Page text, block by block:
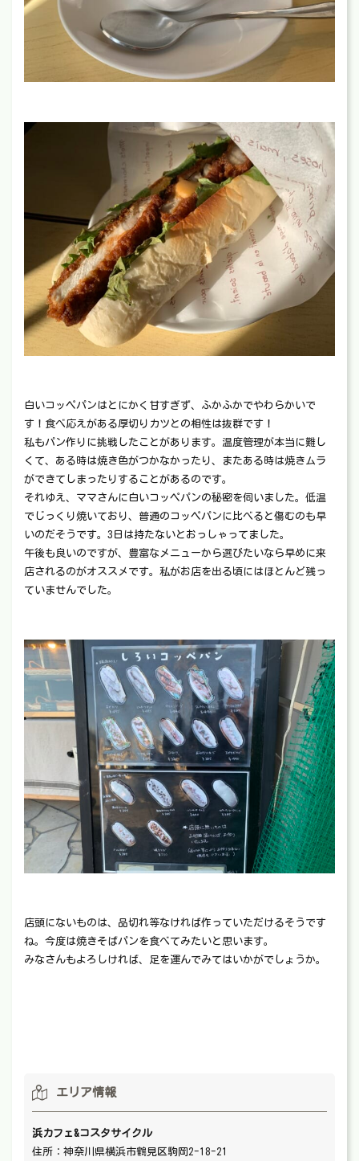
白いコッペパンはとにかく甘すぎず、ふかふかでやわらかいで
す！食べ応えがある厚切りカツとの相性は抜群です！
私もパン作りに挑戦したことがあります。温度管理が本当に難し
くて、ある時は焼き色がつかなかったり、またある時は焼きムラ
ができてしまったりすることがあるのです。
それゆえ、ママさんに白いコッペパンの秘密を伺いました。低温
でじっくり焼いており、普通のコッペパンに比べると傷むのも早
いのだそうです。3日は持たないとおっしゃってました。
午後も良いのですが、豊富なメニューから選びたいなら早めに来
店されるのがオススメです。私がお店を出る頃にはほとんど残っ
ていませんでした。
店頭にないものは、品切れ等なければ作っていただけるそうです
ね。今度は焼きそばパンを食べてみたいと思います。
みなさんもよろしければ、足を運んでみてはいかがでしょうか。
エリア情報
浜カフェ&コスタサイクル
住所：神奈川県横浜市鶴見区駒岡2-18-21